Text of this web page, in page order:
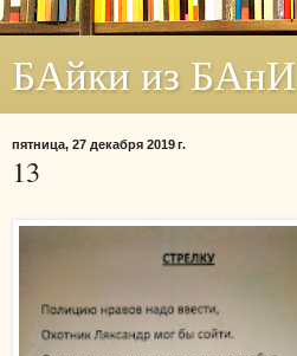
БАйки из БАнИ
пятница, 27 декабря 2019 г.
13